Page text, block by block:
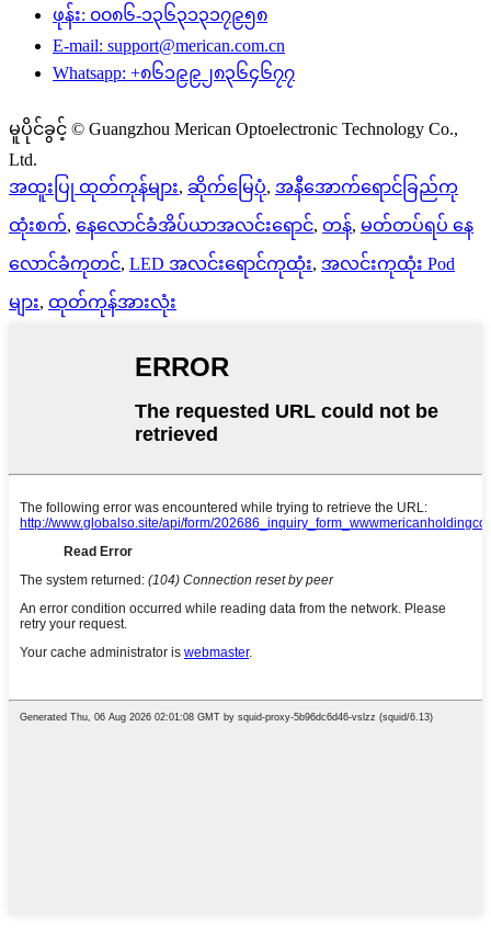
ဖုန်း: ၀၀၈၆-၁၃၆၃၁၃၁၇၉၅၈
E-mail: support@merican.com.cn
Whatsapp: +၈၆၁၉၉၂၈၃၆၄၆၇၇
မူပိုင်ခွင့် © Guangzhou Merican Optoelectronic Technology Co.,
Ltd.
အထူးပြု ထုတ်ကုန်များ, ဆိုက်မြေပုံ, အနီအောက်ရောင်ခြည်ကု
ထုံးစက်, နေလောင်ခံအိပ်ယာအလင်းရောင်, တန်, မတ်တပ်ရပ် နေ
လောင်ခံကုတင်, LED အလင်းရောင်ကုထုံး, အလင်းကုထုံး Pod
များ, ထုတ်ကုန်အားလုံး